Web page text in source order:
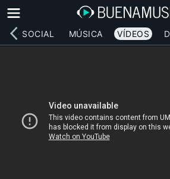
RED SOCIAL MÚSICA VÍDEOS